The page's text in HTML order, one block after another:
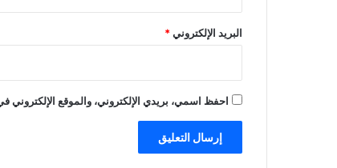
البريد الإلكتروني*
احفظ اسمي، بريدي الإلكتروني، والموقع الإلكتروني